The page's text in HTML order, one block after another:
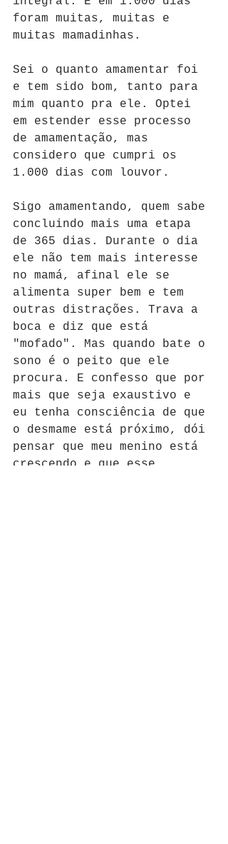
foram muitas, muitas e
muitas mamadinhas.
Sei o quanto amamentar foi
e tem sido bom, tanto para
mim quanto pra ele. Optei
em estender esse processo
de amamentação, mas
considero que cumpri os
1.000 dias com louvor.
Sigo amamentando, quem sabe
concluindo mais uma etapa
de 365 dias. Durante o dia
ele não tem mais interesse
no mamá, afinal ele se
alimenta super bem e tem
outras distrações. Trava a
boca e diz que está
"mofado". Mas quando bate o
sono é o peito que ele
procura. E confesso que por
mais que seja exaustivo e
eu tenha consciência de que
o desmame está próximo, dói
pensar que meu menino está
crescendo e que esse